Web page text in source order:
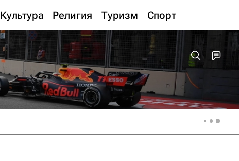
Культура Религия Туризм Спорт